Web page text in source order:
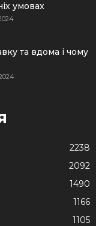
умовах
та вдома і чому
2238
2092
1490
1166
1105